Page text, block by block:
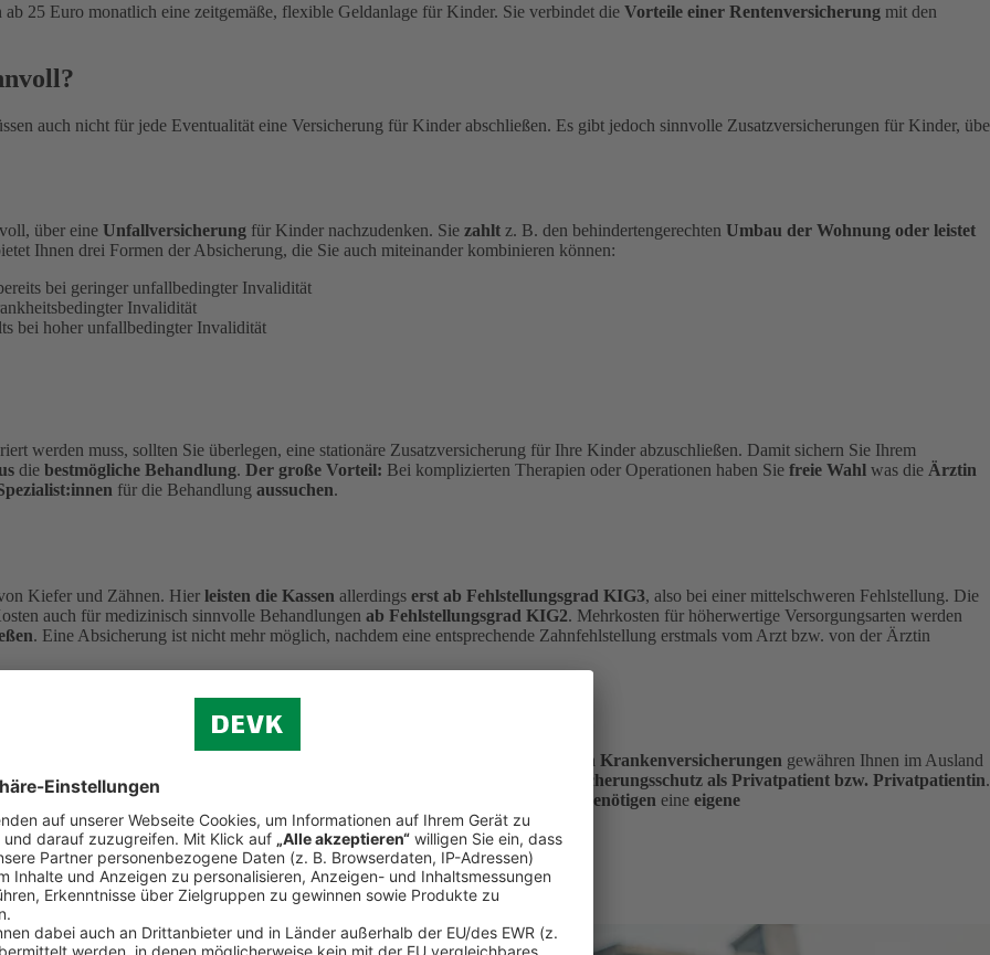
25 Euro monatlich eine zeitgemäße, flexible Geldanlage für Kinder. Sie verbindet die Vorteile einer Rentenversicherung mit den
auch nicht für jede Eventualität eine Versicherung für Kinder abschließen. Es gibt jedoch sinnvolle Zusatzversicherungen für Kinder,
über eine Unfallversicherung für Kinder nachzudenken. Sie zahlt z. B. den behindertengerechten Umbau der Wohnung oder leistet
Ihnen drei Formen der Absicherung, die Sie auch miteinander kombinieren können:
bei geringer unfallbedingter Invalidität
Invalidität
bei hoher unfallbedingter Invalidität
werden muss, sollten Sie überlegen, eine stationäre Zusatzversicherung für Ihre Kinder abzuschließen. Damit sichern Sie Ihrem
die bestmögliche Behandlung. Der große Vorteil: Bei komplizierten Therapien oder Operationen haben Sie freie Wahl was die Ärztin
für die Behandlung aussuchen.
Kiefer und Zähnen. Hier leisten die Kassen allerdings erst ab Fehlstellungsgrad KIG3, also bei einer mittelschweren Fehlstellung. Die
auch für medizinisch sinnvolle Behandlungen ab Fehlstellungsgrad KIG2. Mehrkosten für höherwertige Versorgungsarten werden
. Eine Absicherung ist nicht mehr möglich, nachdem eine entsprechende Zahnfehlstellung erstmals vom Arzt bzw. von der Ärztin
Sie eine Auslandsreisekrankenversicherung abschließen. Denn die gesetzlichen Krankenversicherungen gewähren Ihnen im Ausland
Auslandsreisekrankenversicherung der DEVK weltweiten Versicherungsschutz als Privatpatient bzw. Privatpatientin.
Leistungen bei Ärzt:innen, Zahnärzt:innen und im Krankenhaus.
Kinder benötigen eine eigene